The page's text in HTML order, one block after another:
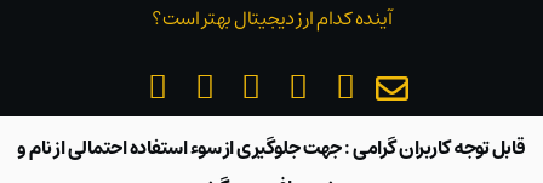
آینده کدام ارز دیجیتال بهتر است؟
قابل توجه کاربران گرامی : جهت جلوگیری از سوء استفاده احتمالی از نام و